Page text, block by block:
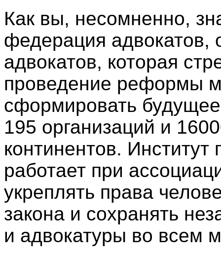
Как вы, несомненно,
федерация адвокатов,
адвокатов, которая
проведение реформы
сформировать
195 организаций и
континентов.
работает при
укреплять права
закона и сохранять
и адвокатуры во всем